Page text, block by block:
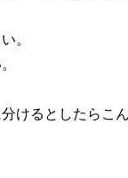
。
けるとしたらこ